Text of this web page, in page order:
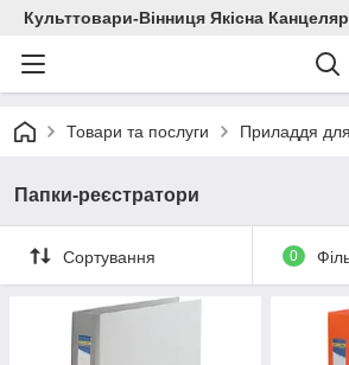
Культтовари-Вінниця Якісна
Товари та послуги Приладдя
Папки-реєстратори
Сортування 0